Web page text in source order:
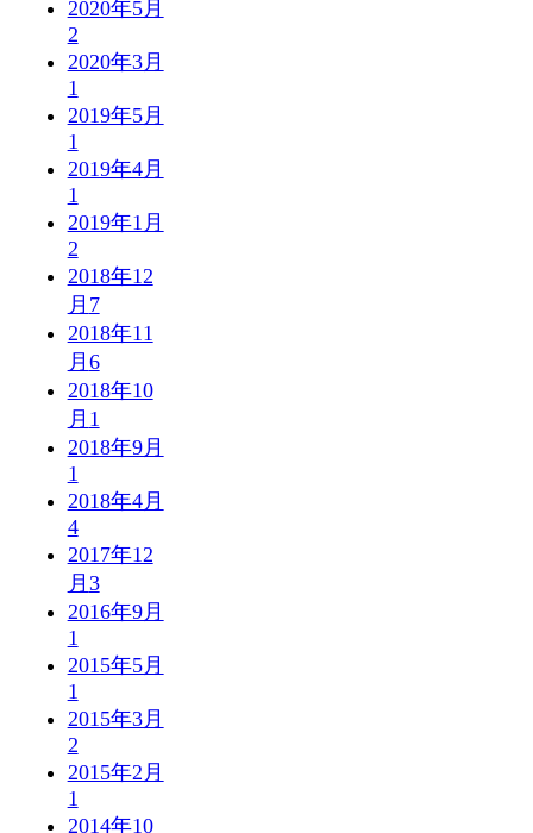
2020年5月
2
2020年3月
1
2019年5月
1
2019年4月
1
2019年1月
2
2018年12
月 7
2018年11
月 6
2018年10
月 1
2018年9月
1
2018年4月
4
2017年12
月 3
2016年9月
1
2015年5月
1
2015年3月
2
2015年2月
1
2014年10